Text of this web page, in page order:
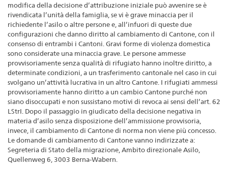
modifica della decisione d’attribuzione iniziale può avvenire se è
rivendicata l’unità della famiglia, se vi è grave minaccia per il
richiedente l’asilo o altre persone e, all’infuori di queste due
configurazioni che danno diritto al cambiamento di Cantone, con il
consenso di entrambi i Cantoni. Gravi forme di violenza domestica
sono considerate una minaccia grave. Le persone ammesse
provvisoriamente senza qualità di rifugiato hanno inoltre diritto, a
determinate condizioni, a un trasferimento cantonale nel caso in cui
svolgano un’attività lucrativa in un altro Cantone. I rifugiati ammessi
provvisoriamente hanno diritto a un cambio Cantone purché non
siano disoccupati e non sussistano motivi di revoca ai sensi dell’art. 62
LStrI. Dopo il passaggio in giudicato della decisione negativa in
materia d’asilo senza disposizione dell’ammissione provvisoria,
invece, il cambiamento di Cantone di norma non viene più concesso.
Le domande di cambiamento di Cantone vanno indirizzate a:
Segreteria di Stato della migrazione, Ambito direzionale Asilo,
Quellenweg 6, 3003 Berna-Wabern.